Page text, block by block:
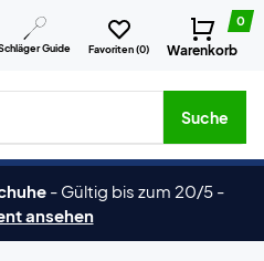
Guide Favoriten (0)
0
Warenkorb
Marken usw.
Suche
- Gültig bis zum 20/5 -
ansehen